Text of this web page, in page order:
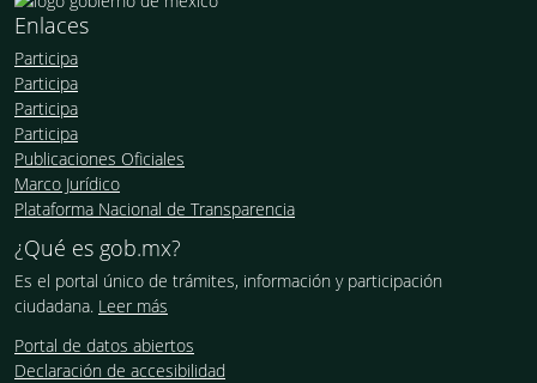
Enlaces
Participa
Participa
Participa
Participa
Publicaciones Oficiales
Marco Jurídico
Plataforma Nacional de Transparencia
¿Qué es gob.mx?
Es el portal único de trámites, información y participación
ciudadana. Leer más
Portal de datos abiertos
Declaración de accesibilidad